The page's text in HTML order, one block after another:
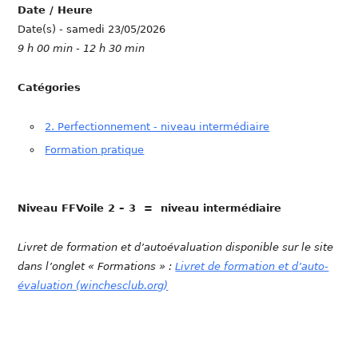
Date / Heure
Date(s) - samedi 23/05/2026
9 h 00 min - 12 h 30 min
Catégories
2. Perfectionnement - niveau intermédiaire
Formation pratique
Niveau FFVoile 2 – 3 = niveau intermédiaire
Livret de formation et d’autoévaluation disponible sur le site
dans l’onglet « Formations » :Livret de formation et d’auto-
évaluation (winchesclub.org)